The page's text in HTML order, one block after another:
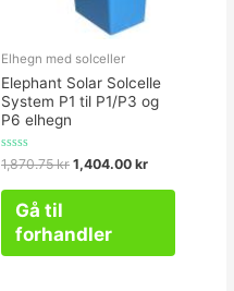
Elhegn med solceller
Elephant Solar Solcelle
System P1 til P1/P3 og
P6 elhegn
Vurderet
0
af
1,870.75kr 1,404.00 kr
Gå til
forhandler